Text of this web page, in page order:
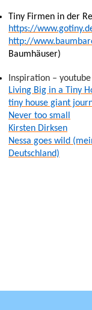
Tiny Firmen in der
https://
http://
Baumhäuser)
Inspiration – youtube
Living Big in a Tiny
tiny house giant
Never too small
Kirsten Dirksen
Nessa goes wild
Deutschland)